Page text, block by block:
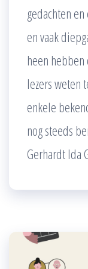
gedachten
en vaak
heen
lezers weten
enkele
nog steeds
Gerhardt Ida